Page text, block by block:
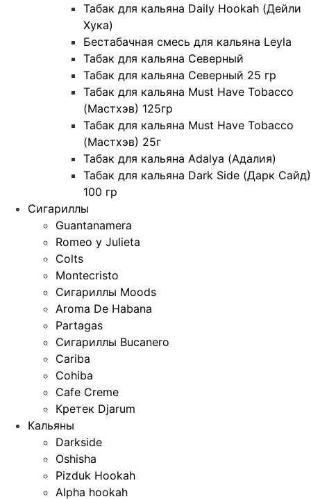
Табак для кальяна Daily Hookah (Дейли
Хука)
Бестабачная смесь для кальяна Leyla
Табак для кальяна Северный
Табак для кальяна Северный 25 гр
Табак для кальяна Must Have Tobacco
(Мастхэв) 125гр
Табак для кальяна Must Have Tobacco
(Мастхэв) 25г
Табак для кальяна Adalya (Адалия)
Табак для кальяна Dark Side (Дарк Сайд)
100 гр
Сигариллы
Guantanamera
Romeo y Julieta
Colts
Montecristo
Сигариллы Moods
Aroma De Habana
Partagas
Сигариллы Bucanero
Cariba
Cohiba
Cafe Creme
Кретек Djarum
Кальяны
Darkside
Oshisha
Pizduk Hookah
Alpha hookah